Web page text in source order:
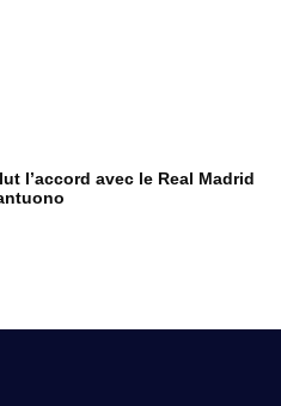
l’accord avec le Real Madrid